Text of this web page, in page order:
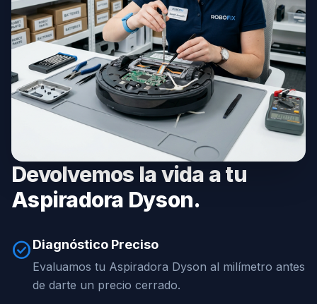
Devolvemos la vida a tu
Aspiradora Dyson.
check_circleDiagnóstico Preciso
Evaluamos tu Aspiradora Dyson al milímetro antes
de darte un precio cerrado.